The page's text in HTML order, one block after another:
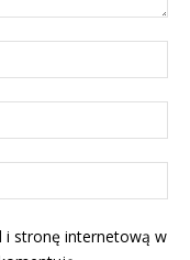
i stronę internetową w